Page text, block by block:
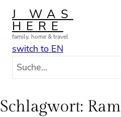
Zum
Inhalt
springen
J WAS
HERE
family, home & travel
switch to EN
h
e
Schlagwort: